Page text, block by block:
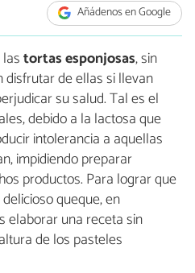
Añádenos en Google
tortas esponjosas, sin
de ellas si llevan
su salud. Tal es el
debido a la lactosa que
intolerancia a aquellas
impidiendo preparar
productos. Para lograr que
queque, en
elaborar una receta sin
de los pasteles